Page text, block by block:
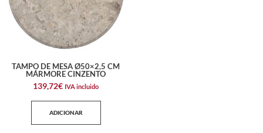
TAMPO DE MESA Ø50×2,5 CM
MÁRMORE CINZENTO
139,72€ IVA incluido
ADICIONAR